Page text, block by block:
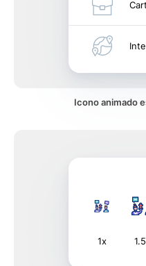
Icono animado
1x